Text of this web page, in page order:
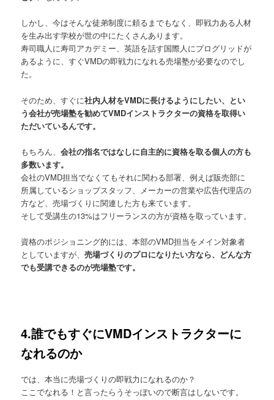
しかし、今はそんな徒弟制度に頼るまでもなく、即戦力ある人材
を生み出す学校が世の中にたくさんあります。
寿司職人に寿司アカデミー、英語を話す国際人にプログリッドが
あるように、すぐVMDの即戦力になれる売場塾が必要なのでし
た。
そのため、すぐに社内人材をVMDに長けるようにしたい、とい
う会社が売場塾を勧めてVMDインストラクターの資格を取得い
ただいているんです。
もちろん、会社の指名ではなしに自主的に資格を取る個人の方も
多数います。
会社のVMD担当でなくてもそれに関わる部署、例えば販売部に
所属しているショップスタッフ、メーカーの営業や広告代理店の
方など、売場づくりに関連した方も来ています。
そして受講生の13%はフリーランスの方が資格を取っています。
資格のポジショニング的には、本部のVMD担当をメイン対象者
としていますが、売場づくりのプロになりたい方なら、どんな方
でも受講できるのが売場塾です。
4.誰でもすぐにVMDインストラクターに
なれるのか
では、本当に売場づくりの即戦力になれるのか？
ここでなれる！と言ったらうそっぽいので断言はしないです。